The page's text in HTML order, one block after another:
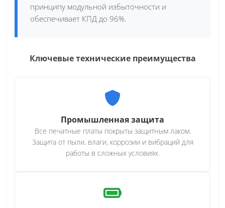
принципу модульной избыточности и
обеспечивает КПД до 96%.
Ключевые технические преимущества
Промышленная защита
Все печатные платы покрыты защитным лаком.
Защита от пыли, влаги, коррозии и вибраций для
работы в сложных условиях.